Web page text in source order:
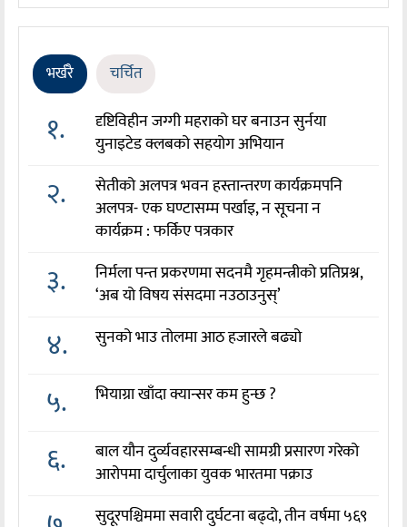
भर्खरै चर्चित
१.
दृष्टिविहीन जग्गी महराको घर बनाउन सुर्नया
युनाइटेड क्लबको सहयोग अभियान
२.
सेतीको अलपत्र भवन हस्तान्तरण कार्यक्रमपनि
अलपत्र- एक घण्टासम्म पर्खाइ, न सूचना न
कार्यक्रम : फर्किए पत्रकार
३.
निर्मला पन्त प्रकरणमा सदनमै गृहमन्त्रीको प्रतिप्रश्न,
‘अब यो विषय संसदमा नउठाउनुस्’
४. सुनको भाउ तोलमा आठ हजारले बढ्यो
५. भियाग्रा खाँदा क्यान्सर कम हुन्छ ?
६.
बाल यौन दुर्व्यवहारसम्बन्धी सामग्री प्रसारण गरेको
आरोपमा दार्चुलाका युवक भारतमा पक्राउ
सुदूरपश्चिममा सवारी दुर्घटना बढ्दो, तीन वर्षमा ५६९